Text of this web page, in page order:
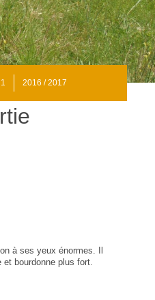
2016 / 2017
à ses yeux énormes. Il
bourdonne plus fort.